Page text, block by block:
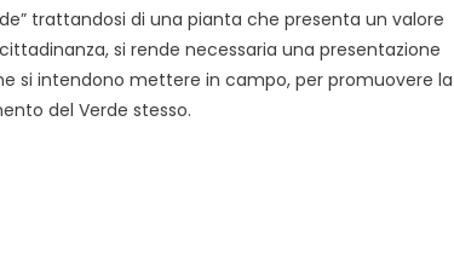
trattandosi di una pianta che presenta un valore
si rende necessaria una presentazione
si intendono mettere in campo, per promuovere la
del Verde stesso.